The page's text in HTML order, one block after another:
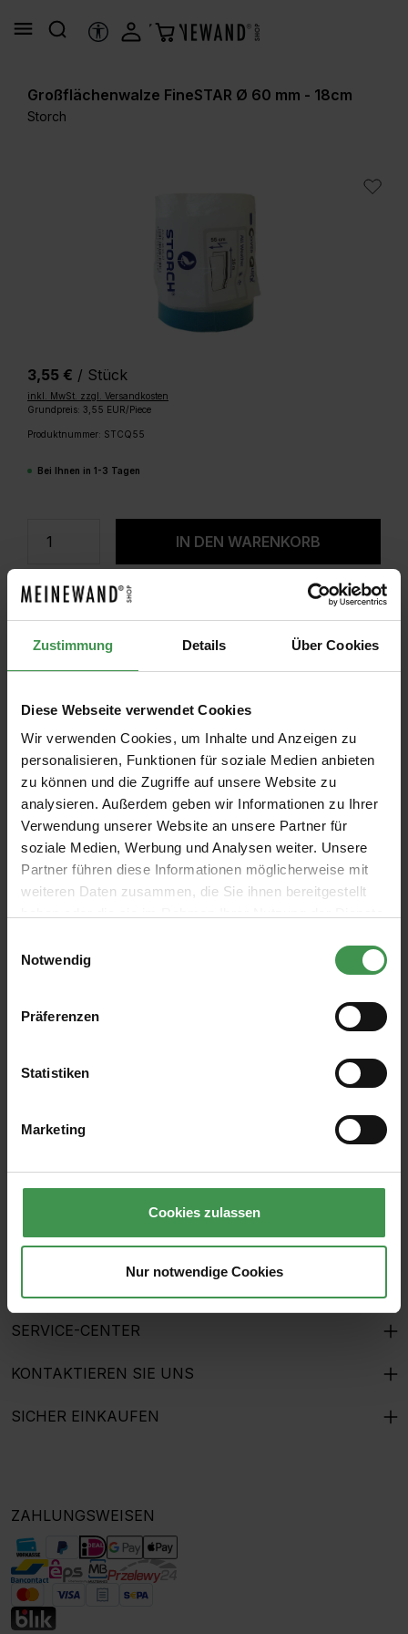
Zustimmung Details Über Cookies
Diese Webseite verwendet Cookies
Wir verwenden Cookies, um Inhalte und Anzeigen zu
personalisieren, Funktionen für soziale Medien anbieten
zu können und die Zugriffe auf unsere Website zu
analysieren. Außerdem geben wir Informationen zu Ihrer
Verwendung unserer Website an unsere Partner für
soziale Medien, Werbung und Analysen weiter. Unsere
Partner führen diese Informationen möglicherweise mit
weiteren Daten zusammen, die Sie ihnen bereitgestellt
Notwendig
Präferenzen
Statistiken
Marketing
Cookies zulassen
Nur notwendige Cookies
springen
HILFSTOOLS
Großflächenwalze FineSTAR Ø 60 mm - 18cm
Storch
3,55 € / Stück
inkl. MwSt. zzgl. Versandkosten
Grundpreis: 3,55 EUR/Piece
Produktnummer: STCQ55
Bei Ihnen in 1-3 Tagen
Produkt Anzahl: Gib den
IN DEN WARENKORB
Abonnieren Sie den kostenlosen Newsletter und
verpassen Sie keine Neuigkeit oder Aktion.
E-Mail-Adresse*
Ich habe die
zur Kenntnis
einverstanden.
THE MURALIST
SERVICE-CENTER
KONTAKTIEREN SIE UNS
SICHER EINKAUFEN
ZAHLUNGSWEISEN